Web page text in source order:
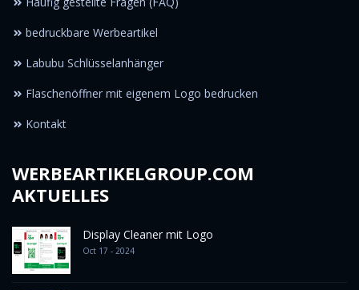
bedruckbare Werbeartikel
Labubu Schlüsselanhänger
Flaschenöffner mit eigenem Logo bedrucken
Kontakt
WERBEARTIKELGROUP.COM
AKTUELLES
Display Cleaner mit Logo
Oct 17 - 2024